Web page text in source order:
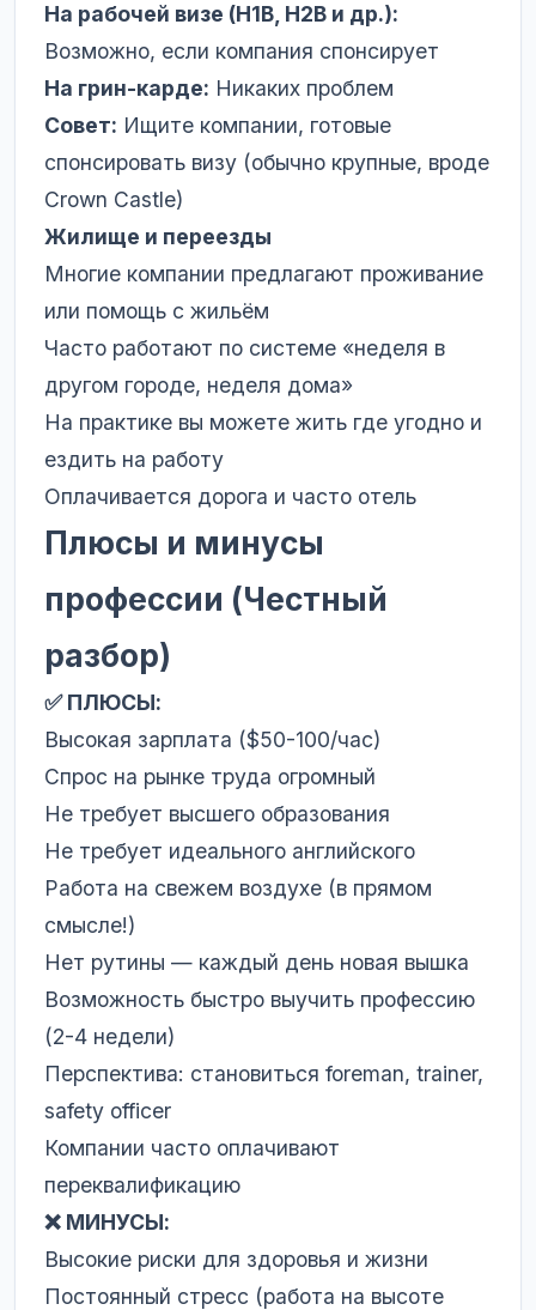
На рабочей визе (H1B, H2B и др.):
Возможно, если компания спонсирует
На грин-карде: Никаких проблем
Совет: Ищите компании, готовые
спонсировать визу (обычно крупные, вроде
Crown Castle)
Жилище и переезды
Многие компании предлагают проживание
или помощь с жильём
Часто работают по системе «неделя в
другом городе, неделя дома»
На практике вы можете жить где угодно и
ездить на работу
Оплачивается дорога и часто отель
Плюсы и минусы
профессии (Честный
разбор)
✅ ПЛЮСЫ:
Высокая зарплата ($50-100/час)
Спрос на рынке труда огромный
Не требует высшего образования
Не требует идеального английского
Работа на свежем воздухе (в прямом
смысле!)
Нет рутины — каждый день новая вышка
Возможность быстро выучить профессию
(2-4 недели)
Перспектива: становиться foreman, trainer,
safety officer
Компании часто оплачивают
переквалификацию
❌ МИНУСЫ:
Высокие риски для здоровья и жизни
Постоянный стресс (работа на высоте